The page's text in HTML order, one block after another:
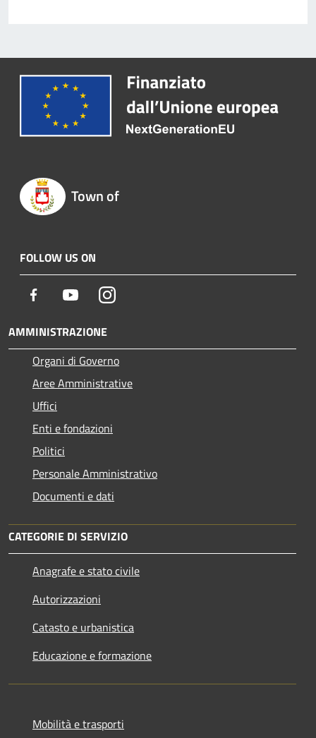
Town of
FOLLOW US ON
Facebook YoutubeInstagram
AMMINISTRAZIONE
Organi di Governo
Aree Amministrative
Uffici
Enti e fondazioni
Politici
Personale Amministrativo
Documenti e dati
CATEGORIE DI SERVIZIO
Anagrafe e stato civile
Autorizzazioni
Catasto e urbanistica
Educazione e formazione
Mobilità e trasporti